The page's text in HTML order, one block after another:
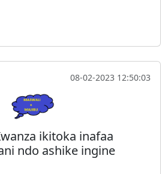
08-02-2023 12:50:03
ikitoka inafaa
ndo ashike ingine